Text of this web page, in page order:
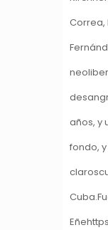
Correa,
años, y
fondo,